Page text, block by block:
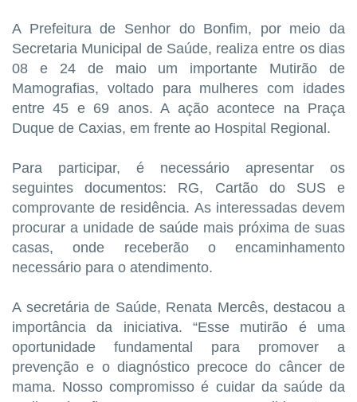
A Prefeitura de Senhor do Bonfim, por meio da
Secretaria Municipal de Saúde, realiza entre os dias
08 e 24 de maio um importante Mutirão de
Mamografias, voltado para mulheres com idades
entre 45 e 69 anos. A ação acontece na Praça
Duque de Caxias, em frente ao Hospital Regional.
Para participar, é necessário apresentar os
seguintes documentos: RG, Cartão do SUS e
comprovante de residência. As interessadas devem
procurar a unidade de saúde mais próxima de suas
casas, onde receberão o encaminhamento
necessário para o atendimento.
A secretária de Saúde, Renata Mercês, destacou a
importância da iniciativa. “Esse mutirão é uma
oportunidade fundamental para promover a
prevenção e o diagnóstico precoce do câncer de
mama. Nosso compromisso é cuidar da saúde da